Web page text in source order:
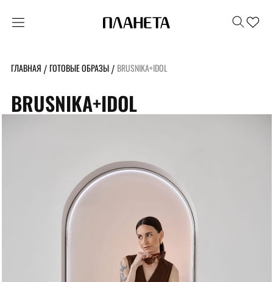
ГЛАВНАЯ / ГОТОВЫЕ ОБРАЗЫ / BRUSNIKA+IDOL
BRUSNIKA+IDOL